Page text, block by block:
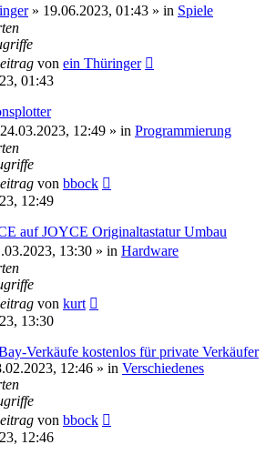
» 19.06.2023, 01:43 » in Spiele
von ein Thüringer
01:43
24.03.2023, 12:49 » in Programmierung
von bbock
12:49
auf JOYCE Originaltastatur Umbau
13:30 » in Hardware
von kurt
13:30
Verkäufe kostenlos für private Verkäufer
12:46 » in Verschiedenes
von bbock
12:46